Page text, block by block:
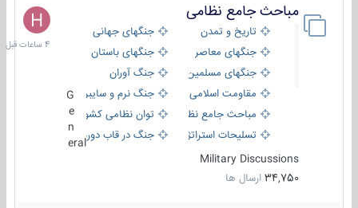
مباحث جامع نظامی
تاریخ و تمدن
جنگهای جهانی
جنگهای معاصر
جنگهای باستان
جنگهای مسلمین
جنگ آوران
مقاومت اسلامی
جنگ نرم و سایبری
مباحث جامع نظامی
توان نظامی کشورها
تسلیحات استراتژیک
جنگ در قاب دوربین
eral
Military Discussions
34,750 ارسال ها
4
ساعات
قبل